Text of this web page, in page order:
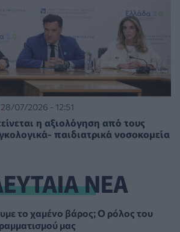
28/07/2026 - 12:51
η αξιολόγηση από τους
παιδιατρικά νοσοκομεία
ΝΕΑ
το χαμένο βάρος; Ο ρόλος του
μας